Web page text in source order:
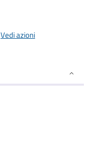
Vedi azioni